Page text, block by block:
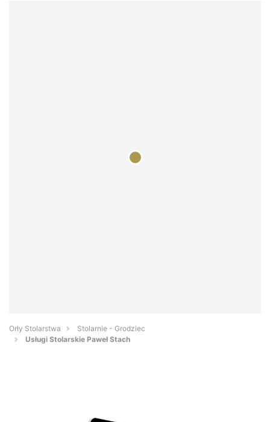
Orły Stolarstwa
Stolarnie - Grodziec
Usługi Stolarskie Paweł Stach